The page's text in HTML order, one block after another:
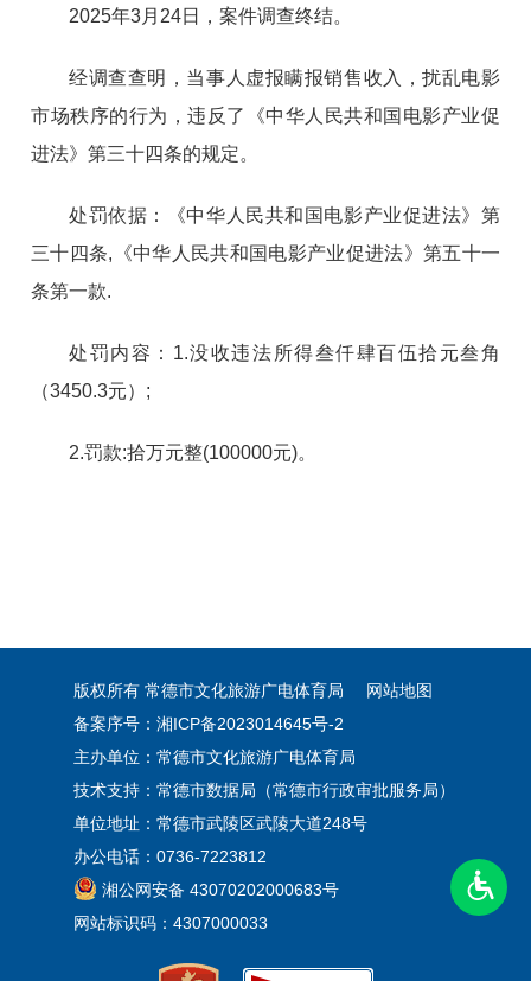
2025年3月24日，案件调查终结。
经调查查明，当事人虚报瞒报销售收入，扰乱电影
市场秩序的行为，违反了《中华人民共和国电影产业促
进法》第三十四条的规定。
处罚依据：《中华人民共和国电影产业促进法》第
三十四条,《中华人民共和国电影产业促进法》第五十一
条第一款.
处罚内容：1.没收违法所得叁仟肆百伍拾元叁角
（3450.3元）;
2.罚款:拾万元整(100000元)。
版权所有 常德市文化旅游广电体育局
网站地图
备案序号：湘ICP备2023014645号-2
主办单位：常德市文化旅游广电体育局
技术支持：常德市数据局（常德市行政审批服务局）
单位地址：常德市武陵区武陵大道248号
办公电话：0736-7223812
湘公网安备 43070202000683号
网站标识码：4307000033